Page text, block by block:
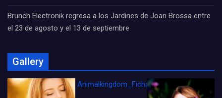
Brunch Electronik regresa a los Jardines de Joan Brossa entre
el 23 de agosto y el 13 de septiembre
Gallery
Animalkingdom_FichaCine